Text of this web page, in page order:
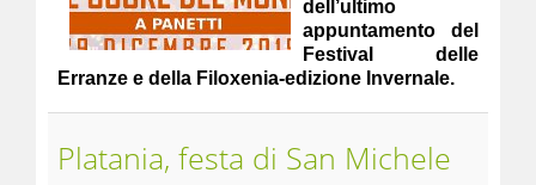
dell’ultimo
appuntamento del
Festival delle
Erranze e della Filoxenia-edizione Invernale.
Platania, festa di San Michele